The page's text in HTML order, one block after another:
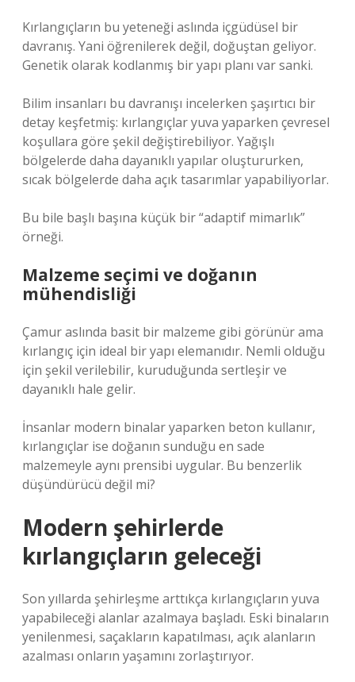
Kırlangıçların bu yeteneği aslında içgüdüsel bir
davranış. Yani öğrenilerek değil, doğuştan geliyor.
Genetik olarak kodlanmış bir yapı planı var sanki.
Bilim insanları bu davranışı incelerken şaşırtıcı bir
detay keşfetmiş: kırlangıçlar yuva yaparken çevresel
koşullara göre şekil değiştirebiliyor. Yağışlı
bölgelerde daha dayanıklı yapılar oluştururken,
sıcak bölgelerde daha açık tasarımlar yapabiliyorlar.
Bu bile başlı başına küçük bir “adaptif mimarlık”
örneği.
Malzeme seçimi ve doğanın
mühendisliği
Çamur aslında basit bir malzeme gibi görünür ama
kırlangıç için ideal bir yapı elemanıdır. Nemli olduğu
için şekil verilebilir, kuruduğunda sertleşir ve
dayanıklı hale gelir.
İnsanlar modern binalar yaparken beton kullanır,
kırlangıçlar ise doğanın sunduğu en sade
malzemeyle aynı prensibi uygular. Bu benzerlik
düşündürücü değil mi?
Modern şehirlerde
kırlangıçların geleceği
Son yıllarda şehirleşme arttıkça kırlangıçların yuva
yapabileceği alanlar azalmaya başladı. Eski binaların
yenilenmesi, saçakların kapatılması, açık alanların
azalması onların yaşamını zorlaştırıyor.